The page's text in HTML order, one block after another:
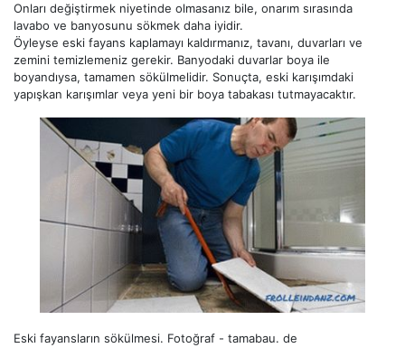
Onları değiştirmek niyetinde olmasanız bile, onarım sırasında
lavabo ve banyosunu sökmek daha iyidir.
Öyleyse eski fayans kaplamayı kaldırmanız, tavanı, duvarları ve
zemini temizlemeniz gerekir. Banyodaki duvarlar boya ile
boyandıysa, tamamen sökülmelidir. Sonuçta, eski karışımdaki
yapışkan karışımlar veya yeni bir boya tabakası tutmayacaktır.
Eski fayansların sökülmesi. Fotoğraf - tamabau. de